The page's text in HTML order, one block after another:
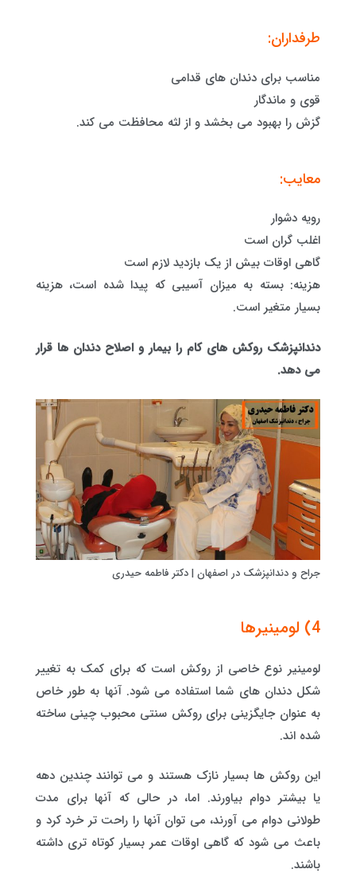
طرفداران:
مناسب برای دندان های قدامی
قوی و ماندگار
گزش را بهبود می بخشد و از لثه محافظت می کند.
معایب:
رویه دشوار
اغلب گران است
گاهی اوقات بیش از یک بازدید لازم است
هزینه: بسته به میزان آسیبی که پیدا شده است، هزینه
بسیار متغیر است.
دندانپزشک روکش های کام را بیمار و اصلاح دندان ها قرار
می دهد.
جراح و دندانپزشک در اصفهان | دکتر فاطمه حیدری
4) لومینیرها
لومینیر نوع خاصی از روکش است که برای کمک به تغییر
شکل دندان های شما استفاده می شود. آنها به طور خاص
به عنوان جایگزینی برای روکش سنتی محبوب چینی ساخته
شده اند.
این روکش ها بسیار نازک هستند و می توانند چندین دهه
یا بیشتر دوام بیاورند. اما، در حالی که آنها برای مدت
طولانی دوام می آورند، می توان آنها را راحت تر خرد کرد و
باعث می شود که گاهی اوقات عمر بسیار کوتاه تری داشته
باشند.